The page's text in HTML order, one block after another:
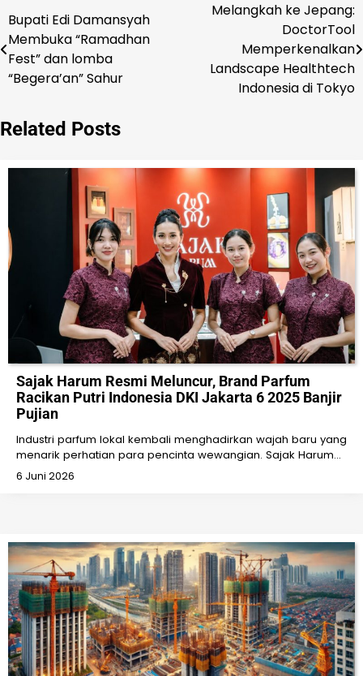
Navigasi
pos
Bupati Edi Damansyah
Membuka “Ramadhan
Fest” dan lomba
“Begera’an” Sahur
Melangkah ke Jepang:
DoctorTool
Memperkenalkan
Landscape Healthtech
Indonesia di Tokyo
Related Posts
Sajak Harum Resmi Meluncur, Brand Parfum
Racikan Putri Indonesia DKI Jakarta 6 2025 Banjir
Pujian
Industri parfum lokal kembali menghadirkan wajah baru yang
menarik perhatian para pencinta wewangian. Sajak Harum…
6 Juni 2026